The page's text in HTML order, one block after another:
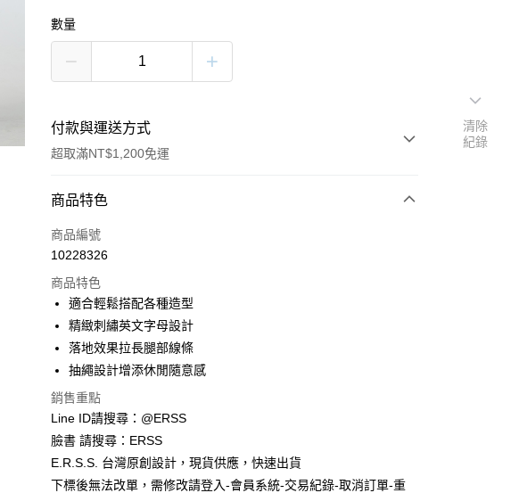
數量
付款與運送方式
超取滿NT$1,200免運
付款方式
信用卡一次付款
LINE Pay
Apple Pay
街口支付
悠遊付
相關說明
【關於「AFTEE先享後付」】
AFTEE先享後付是「在收到商品之後才付款」的支付方式。 讓您購物簡單
ATM付款
商品特色
商品編號
10228326
商品特色
適合輕鬆搭配各種造型
精緻刺繡英文字母設計
落地效果拉長腿部線條
抽繩設計增添休閒隨意感
銷售重點
Line ID請搜尋：@ERSS
臉書 請搜尋：ERSS
E.R.S.S. 台灣原創設計，現貨供應，快速出貨
下標後無法改單，需修改請登入-會員系統-交易紀錄-取消訂單-重
清除
紀錄